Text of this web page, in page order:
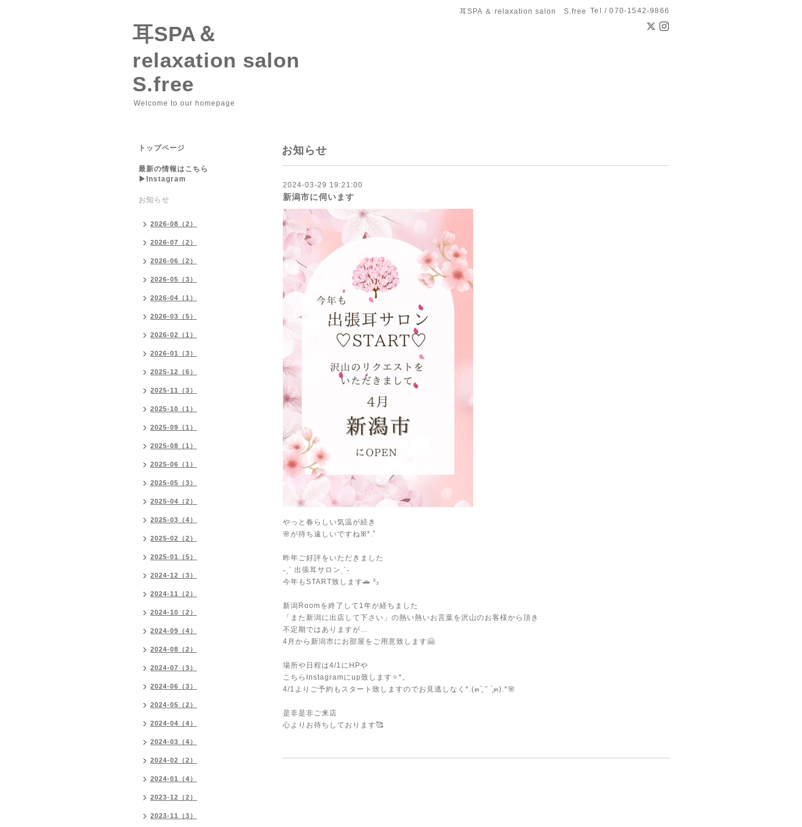
耳SPA ＆ relaxation salon S.free Tel / 070-1542-9866
耳SPA＆
relaxation salon
S.free
Welcome to our homepage
お知らせ
2024-03-29 19:21:00
新潟市に伺います
やっと春らしい気温が続き
🌸が待ち遠しいですねꕤ*.ﾟ
昨年ご好評をいただきました
˗ˏˋ 出張耳サロンˎˊ˗
今年もSTART致します🚗 ³₃
新潟Roomを終了して1年が経ちました
「また新潟に出店して下さい」の熱い熱いお言葉を沢山のお客様から頂き
不定期ではありますが…
4月から新潟市にお部屋をご用意致します🤗
場所や日程は4/1にHPや
こちらInstagramにup致します✧*。
4/1よりご予約もスタート致しますのでお見逃しなく*.(๓´͈ ˘ `͈๓).*🌸
是非是非ご来店
心よりお待ちしております🥰
トップページ
最新の情報はこちら
▶︎Instagram
お知らせ
2026-08（2）
2026-07（2）
2026-06（2）
2026-05（3）
2026-04（1）
2026-03（5）
2026-02（1）
2026-01（3）
2025-12（6）
2025-11（3）
2025-10（1）
2025-09（1）
2025-08（1）
2025-06（1）
2025-05（3）
2025-04（2）
2025-03（4）
2025-02（2）
2025-01（5）
2024-12（3）
2024-11（2）
2024-10（2）
2024-09（4）
2024-08（2）
2024-07（3）
2024-06（3）
2024-05（2）
2024-04（4）
2024-03（4）
2024-02（2）
2024-01（4）
2023-12（2）
2023-11（3）